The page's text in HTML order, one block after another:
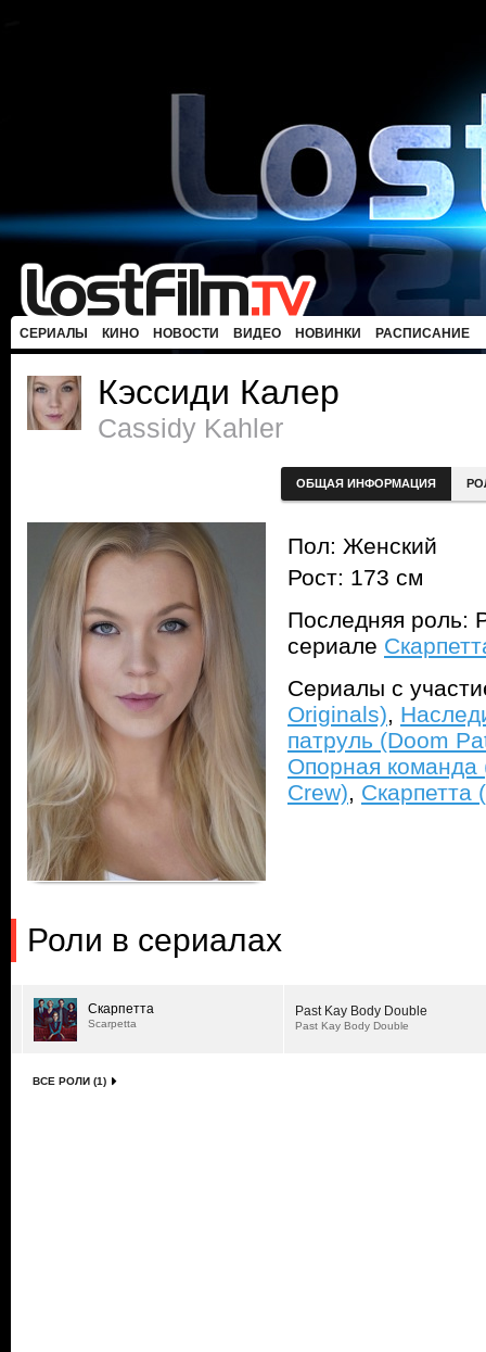
СЕРИАЛЫ КИНО НОВОСТИ ВИДЕО НОВИНКИ РАСПИСАНИЕ
Кэссиди Калер
Cassidy Kahler
ОБЩАЯ ИНФОРМАЦИЯ
Пол: Женский
Рост: 173 см
Последняя роль:
сериале
Сериалы с
Originals),
патруль (Doom
Опорная команда
Crew), Скарпетта
Роли в сериалах
Скарпетта
Scarpetta
Past Kay Body Double
Past Kay Body Double
ВСЕ РОЛИ (1)